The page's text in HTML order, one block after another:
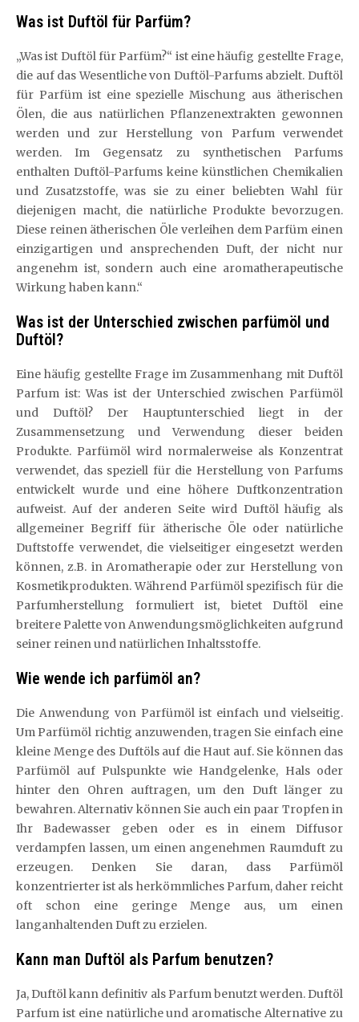
Was ist Duftöl für Parfüm?
„Was ist Duftöl für Parfüm?“ ist eine häufig gestellte Frage,
die auf das Wesentliche von Duftöl-Parfums abzielt. Duftöl
für Parfüm ist eine spezielle Mischung aus ätherischen
Ölen, die aus natürlichen Pflanzenextrakten gewonnen
werden und zur Herstellung von Parfum verwendet
werden. Im Gegensatz zu synthetischen Parfums
enthalten Duftöl-Parfums keine künstlichen Chemikalien
und Zusatzstoffe, was sie zu einer beliebten Wahl für
diejenigen macht, die natürliche Produkte bevorzugen.
Diese reinen ätherischen Öle verleihen dem Parfüm einen
einzigartigen und ansprechenden Duft, der nicht nur
angenehm ist, sondern auch eine aromatherapeutische
Wirkung haben kann.“
Was ist der Unterschied zwischen parfümöl und
Duftöl?
Eine häufig gestellte Frage im Zusammenhang mit Duftöl
Parfum ist: Was ist der Unterschied zwischen Parfümöl
und Duftöl? Der Hauptunterschied liegt in der
Zusammensetzung und Verwendung dieser beiden
Produkte. Parfümöl wird normalerweise als Konzentrat
verwendet, das speziell für die Herstellung von Parfums
entwickelt wurde und eine höhere Duftkonzentration
aufweist. Auf der anderen Seite wird Duftöl häufig als
allgemeiner Begriff für ätherische Öle oder natürliche
Duftstoffe verwendet, die vielseitiger eingesetzt werden
können, z.B. in Aromatherapie oder zur Herstellung von
Kosmetikprodukten. Während Parfümöl spezifisch für die
Parfumherstellung formuliert ist, bietet Duftöl eine
breitere Palette von Anwendungsmöglichkeiten aufgrund
seiner reinen und natürlichen Inhaltsstoffe.
Wie wende ich parfümöl an?
Die Anwendung von Parfümöl ist einfach und vielseitig.
Um Parfümöl richtig anzuwenden, tragen Sie einfach eine
kleine Menge des Duftöls auf die Haut auf. Sie können das
Parfümöl auf Pulspunkte wie Handgelenke, Hals oder
hinter den Ohren auftragen, um den Duft länger zu
bewahren. Alternativ können Sie auch ein paar Tropfen in
Ihr Badewasser geben oder es in einem Diffusor
verdampfen lassen, um einen angenehmen Raumduft zu
erzeugen. Denken Sie daran, dass Parfümöl
konzentrierter ist als herkömmliches Parfum, daher reicht
oft schon eine geringe Menge aus, um einen
langanhaltenden Duft zu erzielen.
Kann man Duftöl als Parfum benutzen?
Ja, Duftöl kann definitiv als Parfum benutzt werden. Duftöl
Parfum ist eine natürliche und aromatische Alternative zu